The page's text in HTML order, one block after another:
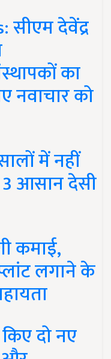
देवेंद्र
का
नवाचार को
में नहीं
आसान देसी
कमाई,
लगाने के
दो नए